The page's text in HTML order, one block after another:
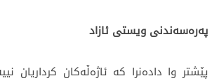
پەرەسەندنی ویستی ئازاد
پێشتر وا دادەنرا کە ئاژەڵەکان کرداریان